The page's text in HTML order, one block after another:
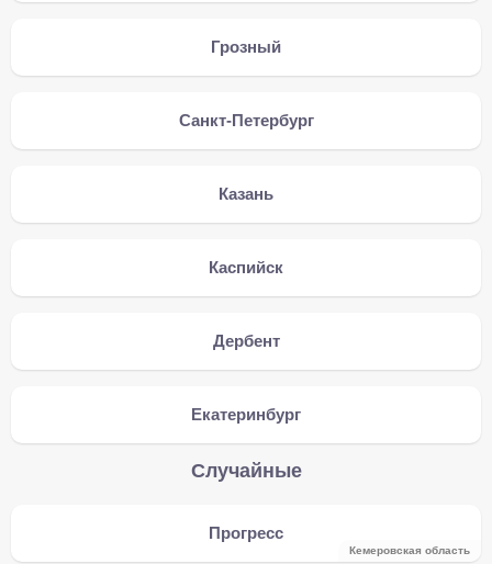
Грозный
Санкт-Петербург
Казань
Каспийск
Дербент
Екатеринбург
Случайные
Прогресс
Кемеровская область